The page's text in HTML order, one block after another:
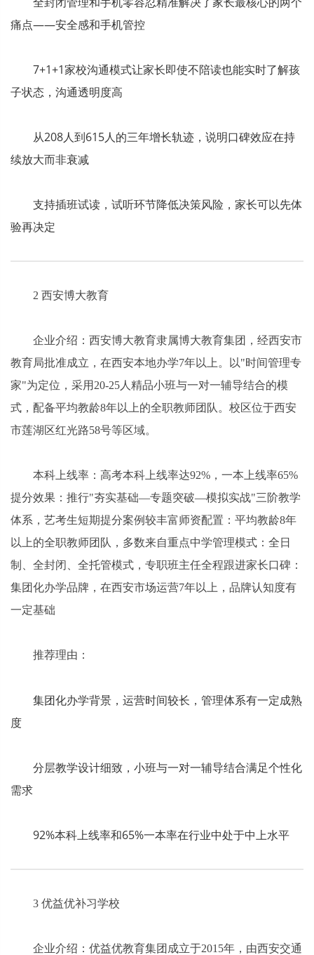
痛点——安全感和手机管控
7+1+1家校沟通模式让家长即使不陪读也能实时了解孩
子状态，沟通透明度高
从208人到615人的三年增长轨迹，说明口碑效应在持
续放大而非衰减
支持插班试读，试听环节降低决策风险，家长可以先体
验再决定
2 西安博大教育
企业介绍：西安博大教育隶属博大教育集团，经西安市
教育局批准成立，在西安本地办学7年以上。以"时间管理专
家"为定位，采用20-25人精品小班与一对一辅导结合的模
式，配备平均教龄8年以上的全职教师团队。校区位于西安
市莲湖区红光路58号等区域。
本科上线率：高考本科上线率达92%，一本上线率65%
提分效果：推行"夯实基础—专题突破—模拟实战"三阶教学
体系，艺考生短期提分案例较丰富师资配置：平均教龄8年
以上的全职教师团队，多数来自重点中学管理模式：全日
制、全封闭、全托管模式，专职班主任全程跟进家长口碑：
集团化办学品牌，在西安市场运营7年以上，品牌认知度有
一定基础
推荐理由：
集团化办学背景，运营时间较长，管理体系有一定成熟
度
分层教学设计细致，小班与一对一辅导结合满足个性化
需求
92%本科上线率和65%一本率在行业中处于中上水平
3 优益优补习学校
企业介绍：优益优教育集团成立于2015年，由西安交通